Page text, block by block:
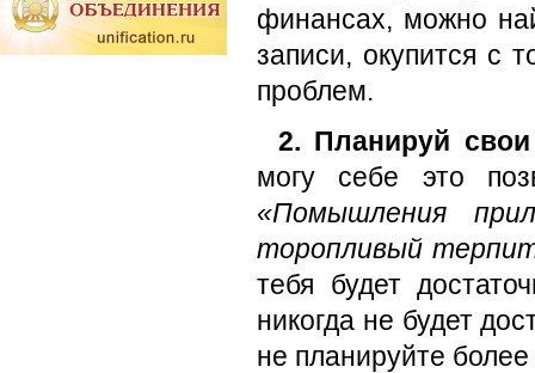
финансах, можно
записи, окупится с
проблем.
2. Планируй
могу себе это
«Помышления
торопливый
тебя будет
никогда не будет
не планируйте